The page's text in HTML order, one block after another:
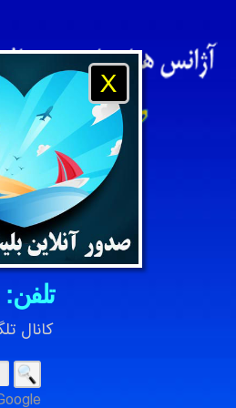
021-88 533 533 :تلفن
کانال
X